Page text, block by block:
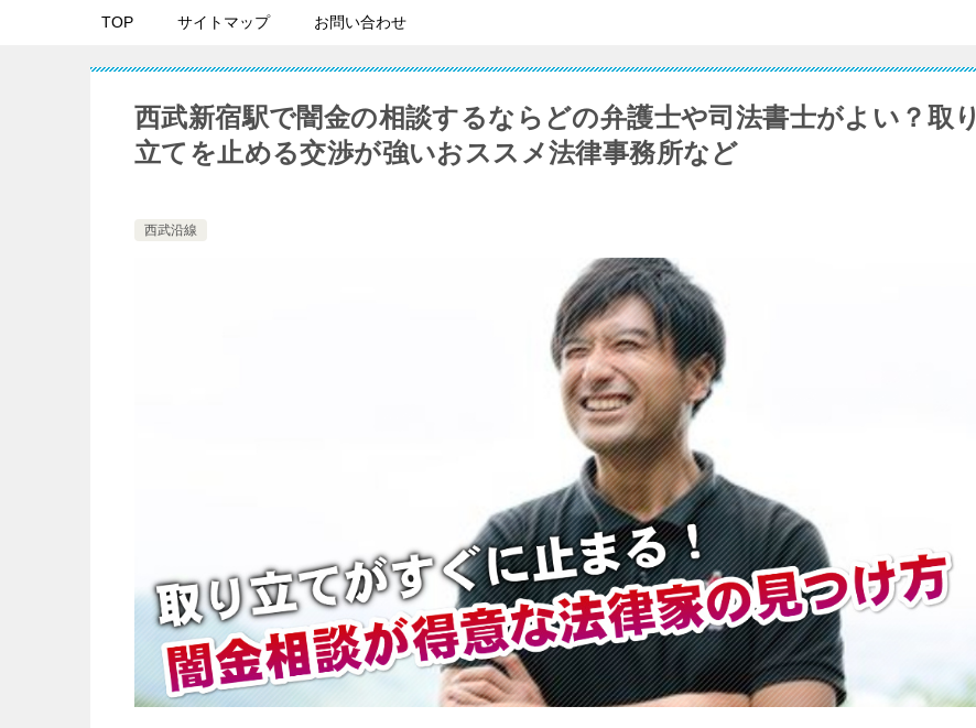
TOP サイトマップ お問い合わせ
西武新宿駅で闇金の相談するならどの弁護士や司法書士がよい？取り
立てを止める交渉が強いおススメ法律事務所など
西武沿線